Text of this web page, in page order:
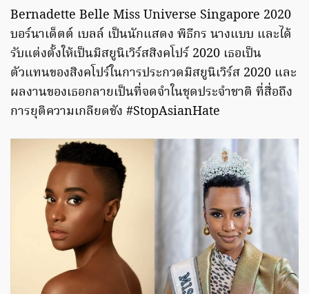
Bernadette Belle Miss Universe Singapore 2020
บอร์นาเด็ตต์ เบลล์ เป็นนักแสดง พิธีกร นางแบบ และได้
รับแต่งตั้งให้เป็นมิสยูนิเวิร์สสิงคโปร์ 2020 เธอเป็น
ตัวแทนของสิงคโปร์ในการประกวดมิสยูนิเวิร์ส 2020 และ
ผลงานของเธอกลายเป็นที่จดจำในชุดประจำชาติ ที่สื่อถึง
การยุติความเกลียดชัง #StopAsianHate